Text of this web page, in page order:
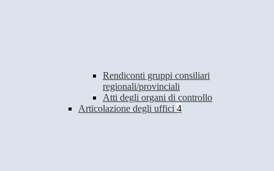
Rendiconti gruppi consiliari
regionali/provinciali
Atti degli organi di controllo
Articolazione degli uffici 4